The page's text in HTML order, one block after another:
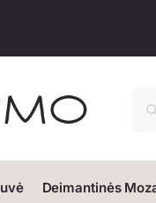
Deimantinės